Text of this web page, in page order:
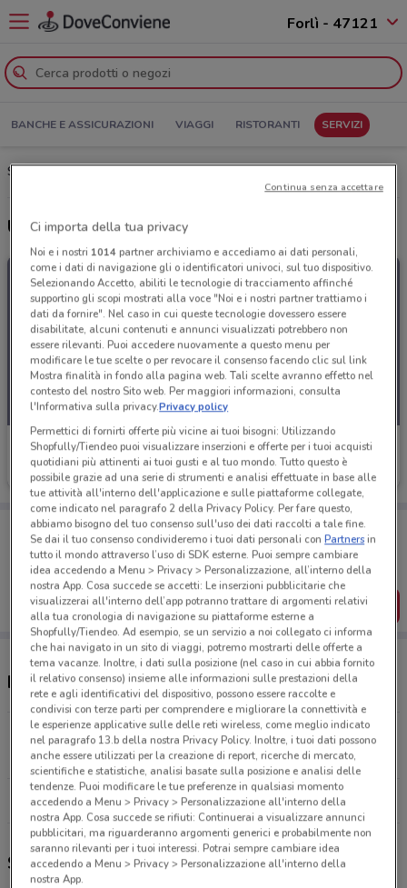
Forlì - 47121
BANCHE E ASSICURAZIONI VIAGGI RISTORANTI SERVIZI
Spazio Enel Forlì: Volantino, Orari di apertura e Indirizzi
Ultime offerte del volantino Spazio Enel
Spazio Enel
Scade il 15/09 4.7 km
Porta DoveConviene sempre con te!
Puoi trovare le migliori offerte dei negozi vicino a te,
salvarle e creare la tua lista del risparmio, comodamente
dal tuo cellulare.
SCARICA L’APP
Negozi Spazio Enel a Forlì
Via Guido Bonali, 38-42 Forlì
4.7 km
Tutti i negozi Spazio Enel
Spazio Enel, offerte e negozi
Ci importa della tua privacy
Noi e i nostri 1014partner archiviamo e accediamo ai dati personali,
come i dati di navigazione gli o identificatori univoci, sul tuo dispositivo.
Selezionando Accetto, abiliti le tecnologie di tracciamento affinché
supportino gli scopi mostrati alla voce "Noi e i nostri partner trattiamo i
dati da fornire". Nel caso in cui queste tecnologie dovessero essere
disabilitate, alcuni contenuti e annunci visualizzati potrebbero non
essere rilevanti. Puoi accedere nuovamente a questo menu per
modificare le tue scelte o per revocare il consenso facendo clic sul link
Mostra finalità in fondo alla pagina web. Tali scelte avranno effetto nel
contesto del nostro Sito web. Per maggiori informazioni, consulta
l'Informativa sulla privacy.Privacy policy
Permettici di fornirti offerte più vicine ai tuoi bisogni: Utilizzando
Shopfully/Tiendeo puoi visualizzare inserzioni e offerte per i tuoi acquisti
quotidiani più attinenti ai tuoi gusti e al tuo mondo. Tutto questo è
possibile grazie ad una serie di strumenti e analisi effettuate in base alle
tue attività all'interno dell'applicazione e sulle piattaforme collegate,
come indicato nel paragrafo 2 della Privacy Policy. Per fare questo,
abbiamo bisogno del tuo consenso sull'uso dei dati raccolti a tale fine.
Se dai il tuo consenso condivideremo i tuoi dati personali conPartnersin
tutto il mondo attraverso l’uso di SDK esterne. Puoi sempre cambiare
idea accedendo a Menu > Privacy > Personalizzazione, all’interno della
nostra App. Cosa succede se accetti: Le inserzioni pubblicitarie che
visualizzerai all'interno dell’app potranno trattare di argomenti relativi
alla tua cronologia di navigazione su piattaforme esterne a
Shopfully/Tiendeo. Ad esempio, se un servizio a noi collegato ci informa
che hai navigato in un sito di viaggi, potremo mostrarti delle offerte a
tema vacanze. Inoltre, i dati sulla posizione (nel caso in cui abbia fornito
il relativo consenso) insieme alle informazioni sulle prestazioni della
rete e agli identificativi del dispositivo, possono essere raccolte e
condivisi con terze parti per comprendere e migliorare la connettività e
le esperienze applicative sulle delle reti wireless, come meglio indicato
nel paragrafo 13.b della nostra Privacy Policy. Inoltre, i tuoi dati possono
anche essere utilizzati per la creazione di report, ricerche di mercato,
scientifiche e statistiche, analisi basate sulla posizione e analisi delle
tendenze. Puoi modificare le tue preferenze in qualsiasi momento
accedendo a Menu > Privacy > Personalizzazione all'interno della
nostra App. Cosa succede se rifiuti: Continuerai a visualizzare annunci
pubblicitari, ma riguarderanno argomenti generici e probabilmente non
saranno rilevanti per i tuoi interessi. Potrai sempre cambiare idea
accedendo a Menu > Privacy > Personalizzazione all'interno della
nostra App.
Continua senza accettare